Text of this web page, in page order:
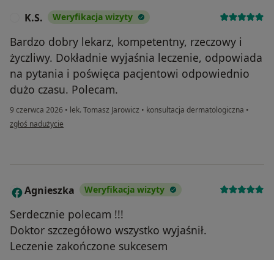
K.S. Weryfikacja wizyty
Bardzo dobry lekarz, kompetentny, rzeczowy i
życzliwy. Dokładnie wyjaśnia leczenie, odpowiada
na pytania i poświęca pacjentowi odpowiednio
dużo czasu. Polecam.
9 czerwca 2026 • lek. Tomasz Jarowicz • konsultacja dermatologiczna •
w opinii użytkownika K.S.
zgłoś nadużycie
A Agnieszka Weryfikacja wizyty
Serdecznie polecam !!!
Doktor szczegółowo wszystko wyjaśnił.
Leczenie zakończone sukcesem